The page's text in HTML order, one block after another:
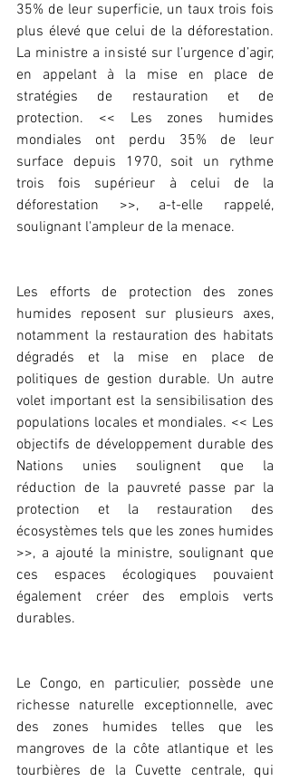
35% de leur superficie, un taux trois fois
plus élevé que celui de la déforestation.
La ministre a insisté sur l’urgence d’agir,
en appelant à la mise en place de
stratégies de restauration et de
protection. << Les zones humides
mondiales ont perdu 35% de leur
surface depuis 1970, soit un rythme
trois fois supérieur à celui de la
déforestation >>, a-t-elle rappelé,
soulignant l'ampleur de la menace.
Les efforts de protection des zones
humides reposent sur plusieurs axes,
notamment la restauration des habitats
dégradés et la mise en place de
politiques de gestion durable. Un autre
volet important est la sensibilisation des
populations locales et mondiales. << Les
objectifs de développement durable des
Nations unies soulignent que la
réduction de la pauvreté passe par la
protection et la restauration des
écosystèmes tels que les zones humides
>>, a ajouté la ministre, soulignant que
ces espaces écologiques pouvaient
également créer des emplois verts
durables.
Le Congo, en particulier, possède une
richesse naturelle exceptionnelle, avec
des zones humides telles que les
mangroves de la côte atlantique et les
tourbières de la Cuvette centrale, qui